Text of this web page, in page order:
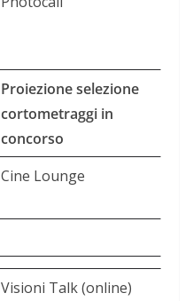
Proiezione selezione
cortometraggi in
concorso
Cine Lounge
Visioni Talk (online)